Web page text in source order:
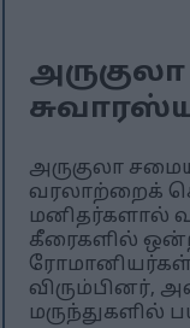
அருகுலா
வரலாற்றைக்
மனிதர்களால்
கீரைகளில்
விரும்பினர்,
மருந்துகளில்